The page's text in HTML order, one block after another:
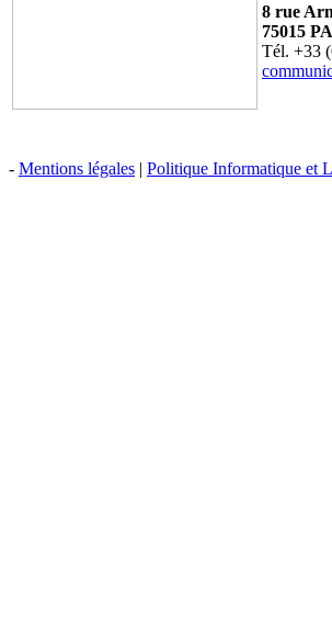
8 rue
75015
Tél. +33
- Mentions légales | Politique Informatique et